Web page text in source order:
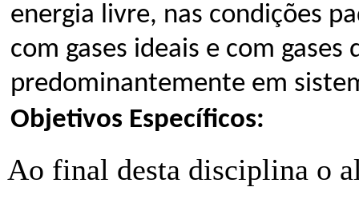
energia livre, nas condições
com gases ideais e com
predominantemente em
Objetivos Específicos:
Ao final desta disciplina o